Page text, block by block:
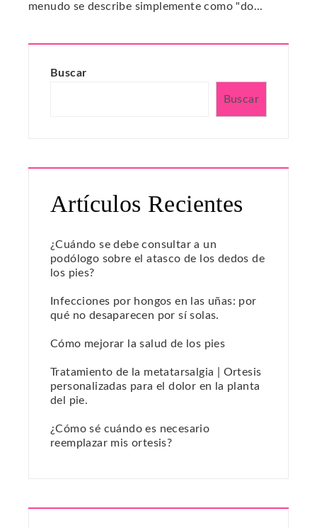
menudo se describe simplemente como "do...
Buscar
Buscar
Artículos Recientes
¿Cuándo se debe consultar a un
podólogo sobre el atasco de los dedos de
los pies?
Infecciones por hongos en las uñas: por
qué no desaparecen por sí solas.
Cómo mejorar la salud de los pies
Tratamiento de la metatarsalgia | Ortesis
personalizadas para el dolor en la planta
del pie.
¿Cómo sé cuándo es necesario
reemplazar mis ortesis?